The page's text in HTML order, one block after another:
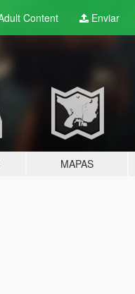
Content Enviar
MAPAS